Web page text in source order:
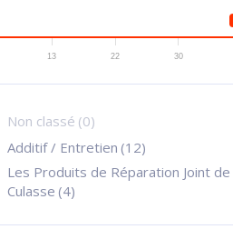
13 22 30
Non classé (0)
Additif / Entretien (12)
Les Produits de Réparation Joint de
Culasse (4)